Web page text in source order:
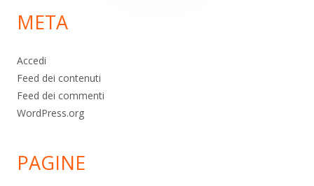
pagina
META
Accedi
Feed dei contenuti
Feed dei commenti
WordPress.org
PAGINE